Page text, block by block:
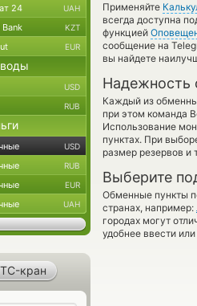
Применяйте
всегда доступна
функцией
сообщение на
вы найдете
Надежность
Каждый из
при этом команда
Использование
пунктах. При
размер резервов и
Выберите
Обменные пункты
странах, например:
городах могут
удобнее ввести
24 UAH
Bank KZT
EUR
USD
RUB
USD
RUB
EUR
UAH
кран